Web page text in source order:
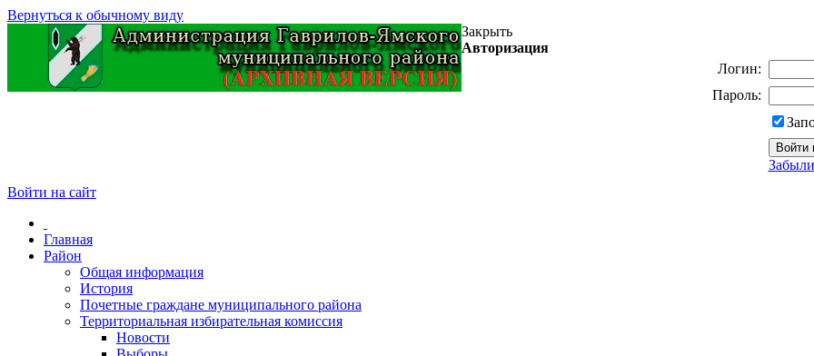
Вернуться к обычному виду
Закрыть
Авторизация
Логин:
Пароль:
Войти на сайт
Главная
Район
Общая информация
История
Почетные граждане муниципального района
Территориальная избирательная комиссия
Новости